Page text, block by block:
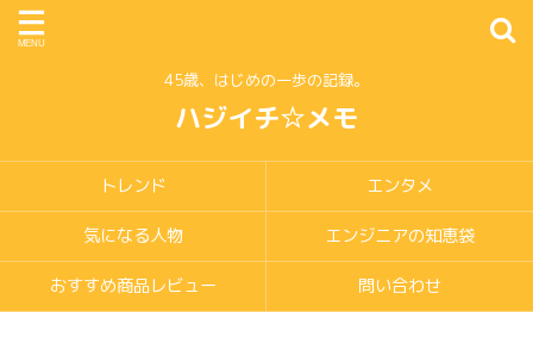
45歳、はじめの一歩の記録。
ハジイチ☆メモ
トレンド エンタメ
気になる人物 エンジニアの知恵袋
おすすめ商品レビュー 問い合わせ